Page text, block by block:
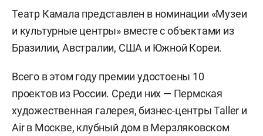
Театр Камала представлен в номинации «Музеи
и культурные центры» вместе с объектами из
Бразилии, Австралии, США и Южной Кореи.
Всего в этом году премии удостоены 10
проектов из России. Среди них — Пермская
художественная галерея, бизнес-центры Taller и
Air в Москве, клубный дом в Мерзляковском